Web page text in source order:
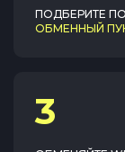
ПОДБЕРИТЕ
ОБМЕННЫЙ
3